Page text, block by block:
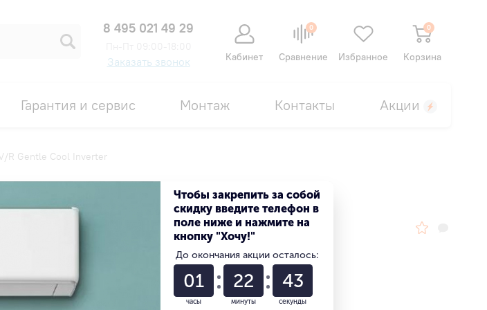
8 495 021 49 29
Заказать звонок Кабинет
0
Сравнение Избранное
0
Корзина
Гарантия и сервис Монтаж Контакты Акции
R Gentle Cool Inverter
Получить скидку
Чтобы закрепить за собой
скидку введите телефон в
поле ниже и нажмите на
кнопку "Хочу!"
До окончания акции осталось:
01
часы
22
минуты
42
секунды